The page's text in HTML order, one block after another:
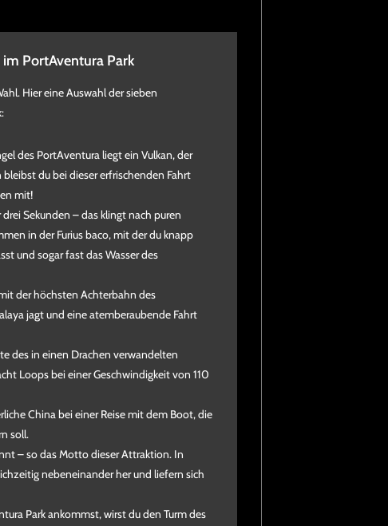
PortAventura Park
Hier eine Auswahl der sieben
des PortAventura liegt ein Vulkan, der
du bei dieser erfrischenden Fahrt
mit!
Sekunden – das klingt nach puren
in der Furius baco, mit der du knapp
und sogar fast das Wasser des
der höchsten Achterbahn des
jagt und eine atemberaubende Fahrt
des in einen Drachen verwandelten
Loops bei einer Geschwindigkeit von 110
China bei einer Reise mit dem Boot, die
soll.
– so das Motto dieser Attraktion. In
nebeneinander her und liefern sich
Park ankommst, wirst du den Turm des